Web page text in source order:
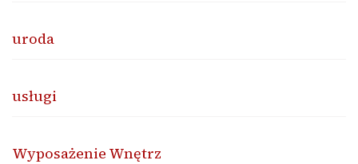
uroda
usługi
Wyposażenie Wnętrz